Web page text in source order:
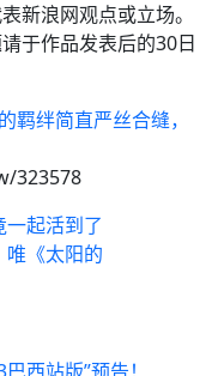
新浪网观点或立场。
于作品发表后的30日
羁绊简直严丝合缝，
323578
起活到了
《太阳的